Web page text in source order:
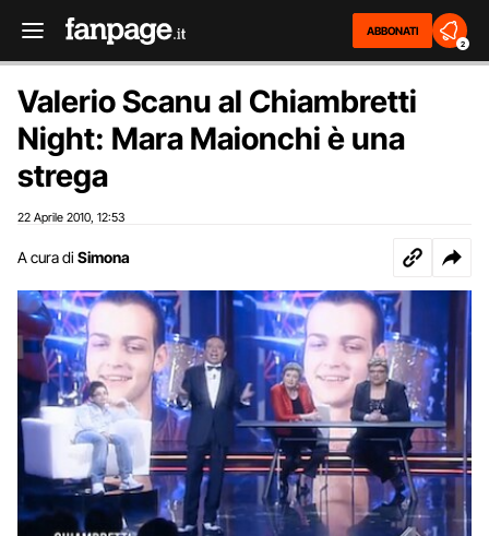
ABBONATI
2
Valerio Scanu al Chiambretti
Night: Mara Maionchi è una
strega
22 Aprile 2010 12:53
A cura di Simona